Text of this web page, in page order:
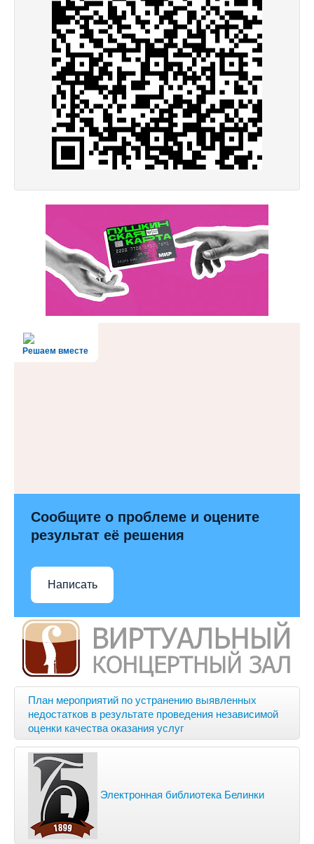
Решаем вместе
Сообщите о проблеме и оцените
результат её решения
Написать
План мероприятий по устранению выявленных
недостатков в результате проведения независимой
оценки качества оказания услуг
Электронная библиотека Белинки